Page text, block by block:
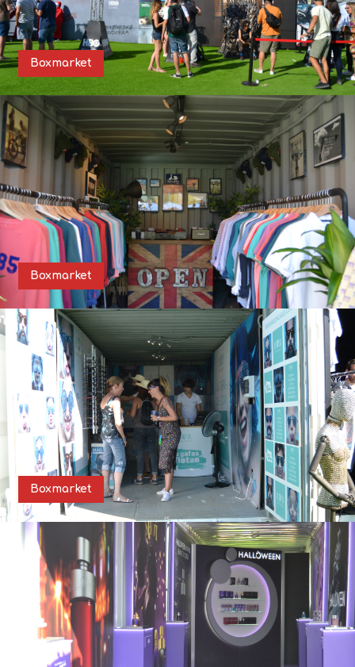
Boxmarket
Boxmarket
Boxmarket